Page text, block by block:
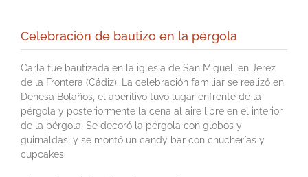
Celebración de bautizo en la pérgola
Carla fue bautizada en la iglesia de San Miguel, en Jerez
de la Frontera (Cádiz). La celebración familiar se realizó en
Dehesa Bolaños, el aperitivo tuvo lugar enfrente de la
pérgola y posteriormente la cena al aire libre en el interior
de la pérgola. Se decoró la pérgola con globos y
guirnaldas, y se montó un candy bar con chucherías y
cupcakes.